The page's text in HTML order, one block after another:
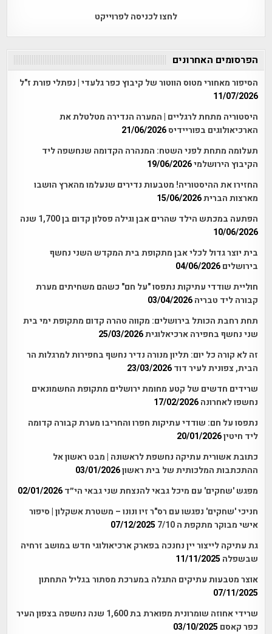
לחצו לכניסה לפרוייקט
הפרסומים האחרונים
הסיפור מאחורי מטוס הווטור של קיבוץ כפר גלעדי | נפתלי פורת ז"ל
11/07/2026
היסטוריה מתחת לרגליים | המערה הנדירה מטלטלת את
הארכיאולוגים בפוריידיס21/06/2026
תעלומה מתחת לפני השטח: המנהרה הקדומה שנחשפה ליד
הקיבוץ הירושלמי19/06/2026
החזירו את ההיסטוריה! מטבעות נדירים שנעלמו מהארץ הושבו
מארצות הברית15/06/2026
הפתעה במכתש הילד שהרים אבן וגילה פסלון קדום בן 1,700 שנה
10/06/2026
בית יוצר גדול לכלי אבן מתקופת בית המקדש השני נחשף
בירושלים 04/06/2026
חוליית שודדי עתיקות נתפסו "על חם" כשהם משחיתים מערת
קבורה ליד טבריה 03/04/2026
תחת רחבת הכותל בירושלים: מקווה טהרה קדום מתקופת ימי בית
שני נחשף בחפירה ארכיאלוגית25/03/2026
זה לא קורה כל יום: תליון מנורה נדיר נחשף בחפירות למרגלות הר
הבית, צפונית לעיר דוד 23/03/2026
שרידים חדשים של קטע מחומת ירושלים מתקופת החשמונאים
נחשפו לאחרונה 17/02/2026
נתפסו על חם: שודדי עתיקות חפרו והחריבו מערת קבורה קדומה
ליד חיטין20/01/2026
כתובת אשורית עתיקה נחשפת לראשונה | מבט ראשון אל
ההתכתבות המלכותית של בית ראשון03/01/2026
מפגש 'שחקים' עם מיכל גבאי להנצחת שני גבאי הי״ד 02/01/2026
חניכי 'שחקים' נפגשו עם רס"ר זיו ונונו – משטרת אשקלון | סיפור
אישי מבוקר מתקפת ה 7/10
07/12/2025
גת עתיקה לייצור יין נחנכה בפארק ארכיאולוגי חדש במושב זרחיה
שבשפלה 11/11/2025
אוצר מטבעות עתיקים התגלה במערכת מסתור בגליל התחתון
07/11/2025
שרידי אחוזה שומרונית מפוארת בת 1,600 שנה נחשפה בצפון העיר
כפר קאסם 03/10/2025